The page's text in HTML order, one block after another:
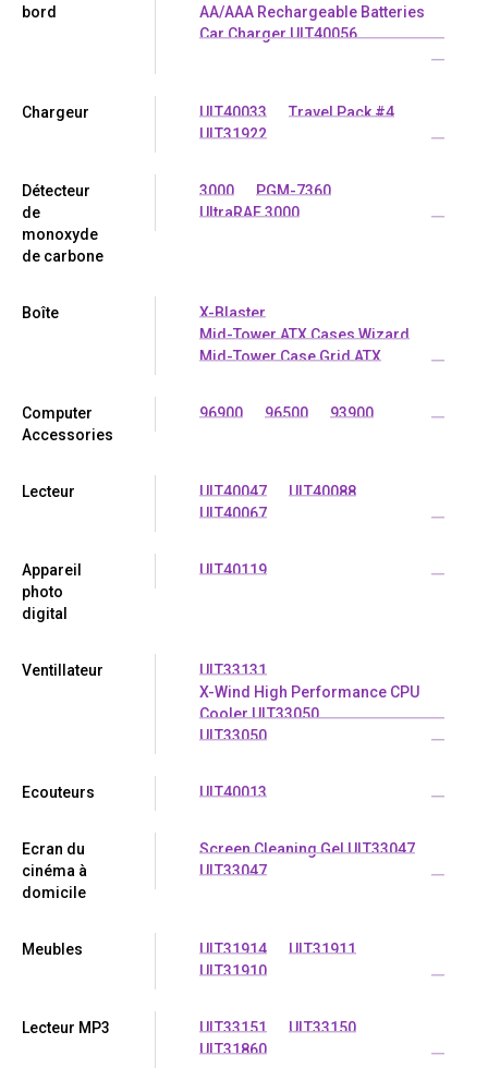
bord
AA/AAA Rechargeable Batteries
Car Charger ULT40056
...
Chargeur ULT40033
Travel Pack #4
ULT31922
...
Détecteur
de
monoxyde
de carbone
3000
PGM-7360
UltraRAE 3000
...
Boîte
X-Blaster
Mid-Tower ATX Cases Wizard
Mid-Tower Case Grid ATX
...
Computer
Accessories
96900 96500 93900 ...
Lecteur ULT40047
ULT40088
ULT40067
...
Appareil
photo
digital
ULT40119 ...
Ventillateur
ULT33131
X-Wind High Performance CPU
Cooler ULT33050
ULT33050
...
Ecouteurs ULT40013 ...
Ecran du
cinéma à
domicile
Screen Cleaning Gel ULT33047
ULT33047
...
Meubles ULT31914
ULT31911
ULT31910
...
Lecteur MP3 ULT33151
ULT33150
ULT31860
...